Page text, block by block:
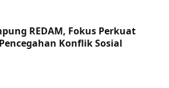
REDAM, Fokus Perkuat
Konflik Sosial